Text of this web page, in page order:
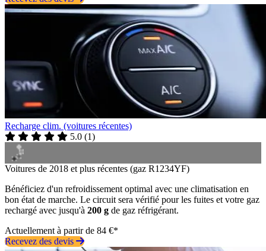
Recharge clim. (voitures récentes)
5.0 (1)
Voitures de 2018 et plus récentes (gaz R1234YF)
Bénéficiez d'un refroidissement optimal avec une climatisation en
bon état de marche. Le circuit sera vérifié pour les fuites et votre gaz
rechargé avec jusqu'à 200 g de gaz réfrigérant.
Actuellement à partir de 84 €*
Recevez des devis